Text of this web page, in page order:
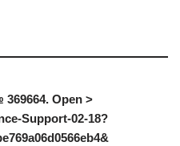
Open >
Support-02-18?